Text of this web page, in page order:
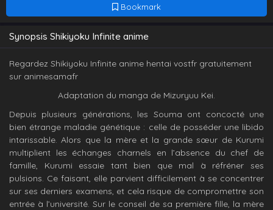
Bookmark
Synopsis Shikiyoku Infinite anime
Regardez Shikiyoku Infinite anime hentai vostfr gratuitement
sur animesamafr
Adaptation du manga de Mizuryuu Kei.
Depuis plusieurs générations, les Souma ont concocté une
bien étrange maladie génétique : celle de posséder une libido
intarissable. Alors que la mère et la grande sœur de Kurumi
multiplient les échanges charnels en l’absence du chef de
famille, Kurumi essaie tant bien que mal à réfréner ses
pulsions. Ce faisant, elle parvient difficilement à se concentrer
sur ses derniers examens, et cela risque de compromettre son
entrée à l’université. Sur le conseil de sa première fille, la mère